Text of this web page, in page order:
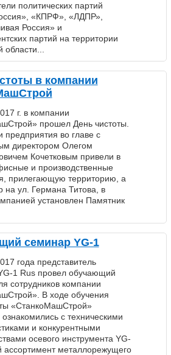
политических партий
«КПРФ», «ЛДПР»,
Россия» и
партий на территории
области...
в компании
г. в компании
прошел День чистоты.
предприятия во главе с
директором Олегом
Кочетковым привели в
и производственные
прилегающую территорию, а
на ул. Германа Титова, в
установлен Памятник
семинар YG-1
года представитель
1 Rus провел обучающий
сотрудников компании
В ходе обучения
«СтанкоМашСтрой»
с техническими
и конкурентными
осевого инструмента YG-
ассортимент металлорежущего